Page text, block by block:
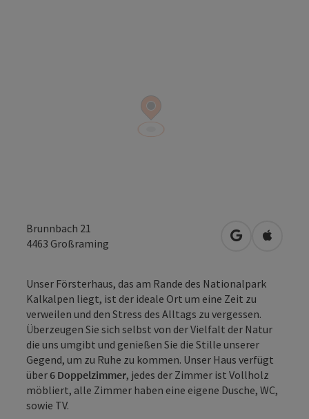
Brunnbach 21
4463 Großraming in Google
in
Unser Försterhaus, das am Rande des Nationalpark
Kalkalpen liegt, ist der ideale Ort um eine Zeit zu
verweilen und den Stress des Alltags zu vergessen.
Überzeugen Sie sich selbst von der Vielfalt der Natur
die uns umgibt und genießen Sie die Stille unserer
Gegend, um zu Ruhe zu kommen. Unser Haus verfügt
über6 Doppelzimmer, jedes der Zimmer ist Vollholz
möbliert, alle Zimmer haben eine eigene Dusche, WC,
sowie TV.